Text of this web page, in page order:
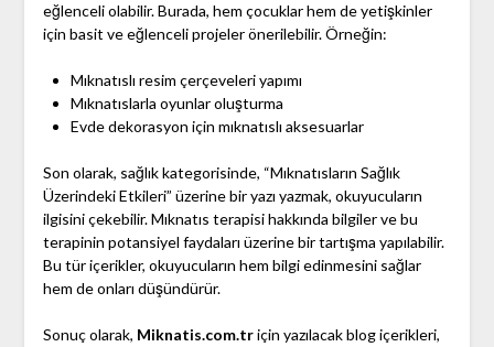
eğlenceli olabilir. Burada, hem çocuklar hem de yetişkinler
için basit ve eğlenceli projeler önerilebilir. Örneğin:
Mıknatıslı resim çerçeveleri yapımı
Mıknatıslarla oyunlar oluşturma
Evde dekorasyon için mıknatıslı aksesuarlar
Son olarak, sağlık kategorisinde, “Mıknatısların Sağlık
Üzerindeki Etkileri” üzerine bir yazı yazmak, okuyucuların
ilgisini çekebilir. Mıknatıs terapisi hakkında bilgiler ve bu
terapinin potansiyel faydaları üzerine bir tartışma yapılabilir.
Bu tür içerikler, okuyucuların hem bilgi edinmesini sağlar
hem de onları düşündürür.
Sonuç olarak, Miknatis.com.triçin yazılacak blog içerikleri,